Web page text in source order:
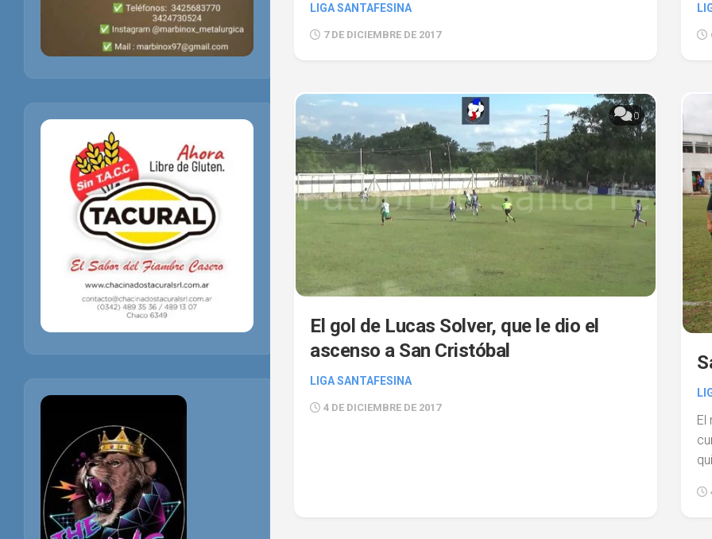
LIGA SANTAFESINA
7 DE DICIEMBRE DE 2017
0
El gol de Lucas Solver, que le dio el
ascenso a San Cristóbal
LIGA SANTAFESINA
4 DE DICIEMBRE DE 2017